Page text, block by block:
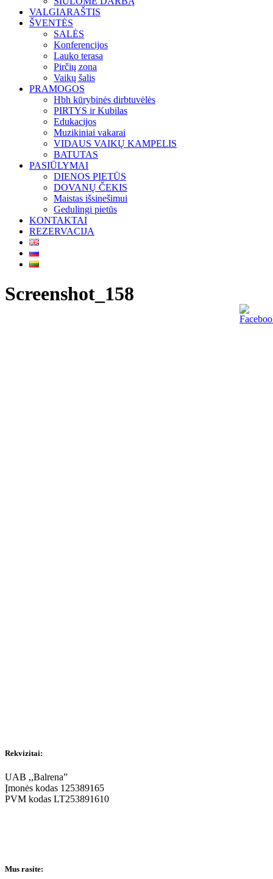
VALGIARAŠTIS
ŠVENTĖS
SALĖS
Konferencijos
Lauko terasa
Pirčių zona
Vaikų šalis
PRAMOGOS
Hbh kūrybinės dirbtuvėlės
PIRTYS ir Kubilas
Edukacijos
Muzikiniai vakarai
VIDAUS VAIKŲ KAMPELIS
BATUTAS
PASIŪLYMAI
DIENOS PIETŪS
DOVANŲ ČEKIS
Maistas išsinešimui
Gedulingi pietūs
KONTAKTAI
REZERVACIJA
Screenshot_158
Rekvizitai:
UAB ,,Balrena”
Įmonės kodas 125389165
PVM kodas LT253891610
Mus rasite: